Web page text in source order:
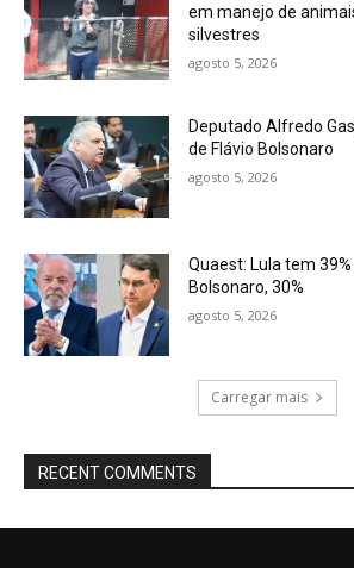
em manejo de
silvestres
agosto 5, 2026
Deputado Alfredo
de Flávio Bolsonaro
agosto 5, 2026
Quaest: Lula tem
Bolsonaro, 30%
agosto 5, 2026
Carregar mais
RECENT COMMENTS